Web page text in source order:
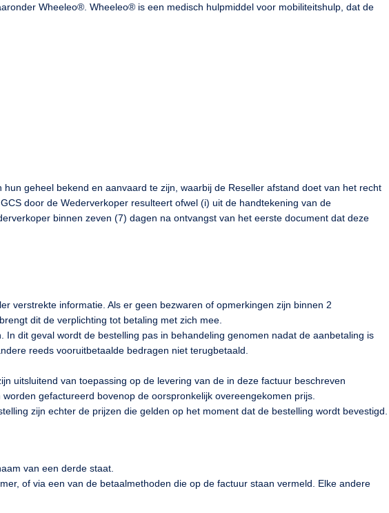
Wheeleo®. Wheeleo® is een medisch hulpmiddel voor mobiliteitshulp, dat de
geheel bekend en aanvaard te zijn, waarbij de Reseller afstand doet van het recht
door de Wederverkoper resulteert ofwel (i) uit de handtekening van de
binnen zeven (7) dagen na ontvangst van het eerste document dat deze
verstrekte informatie. Als er geen bezwaren of opmerkingen zijn binnen 2
dit de verplichting tot betaling met zich mee.
dit geval wordt de bestelling pas in behandeling genomen nadat de aanbetaling is
reeds vooruitbetaalde bedragen niet terugbetaald.
uitsluitend van toepassing op de levering van de in deze factuur beschreven
gefactureerd bovenop de oorspronkelijk overeengekomen prijs.
zijn echter de prijzen die gelden op het moment dat de bestelling wordt bevestigd.
van een derde staat.
of via een van de betaalmethoden die op de factuur staan vermeld. Elke andere